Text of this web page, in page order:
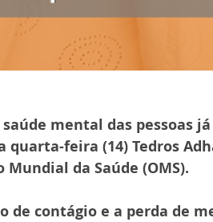
mental das pessoas
feira (14) Tedros
da Saúde (OMS).
de contágio e a perda de